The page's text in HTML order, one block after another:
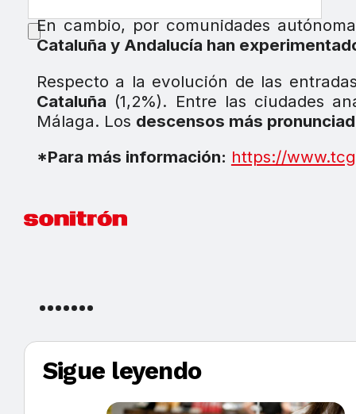
En cambio, por comunidades
Cataluña y Andalucía han
Respecto a la evolución de las
Cataluña (1,2%). Entre las ciudades
Málaga. Los descensos más
*Para más información: https://
Sigue leyendo